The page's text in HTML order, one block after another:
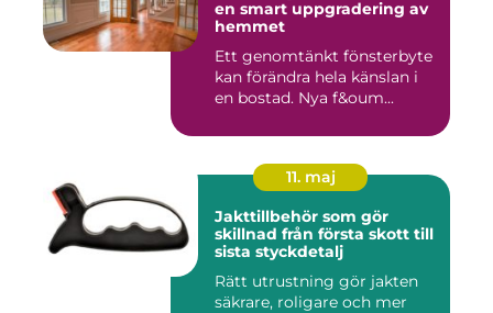
en smart uppgradering av
hemmet
Ett genomtänkt fönsterbyte
kan förändra hela känslan i
en bostad. Nya f&oum...
11. maj
Jakttillbehör som gör
skillnad från första skott till
sista styckdetalj
Rätt utrustning gör jakten
säkrare, roligare och mer